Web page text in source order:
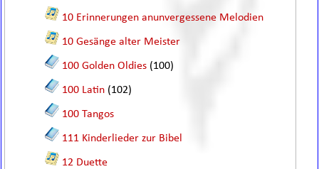
10 Erinnerungen anunvergessene Melodien
10 Gesänge alter Meister
100 Golden Oldies (100)
100 Latin (102)
100 Tangos
111 Kinderlieder zur Bibel
12 Duette